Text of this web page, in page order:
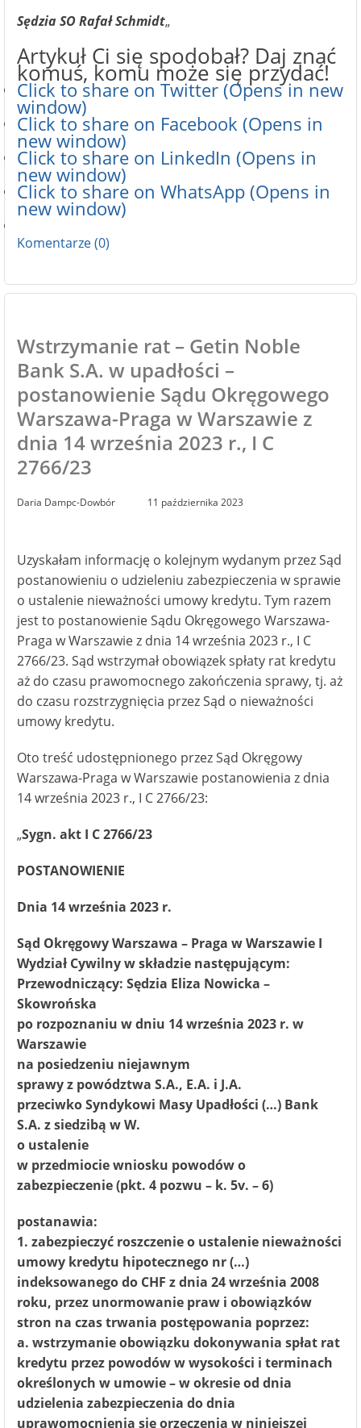
Sędzia SO Rafał Schmidt„
Artykuł Ci się spodobał? Daj znać
komuś, komu może się przydać!
Click to share on Twitter (Opens in new
window)
Click to share on Facebook (Opens in
new window)
Click to share on LinkedIn (Opens in
new window)
Click to share on WhatsApp (Opens in
new window)
Komentarze (0)
Wstrzymanie rat – Getin Noble
Bank S.A. w upadłości –
postanowienie Sądu Okręgowego
Warszawa-Praga w Warszawie z
dnia 14 września 2023 r., I C
2766/23
Daria Dampc-Dowbór 11 października 2023
Uzyskałam informację o kolejnym wydanym przez Sąd
postanowieniu o udzieleniu zabezpieczenia w sprawie
o ustalenie nieważności umowy kredytu. Tym razem
jest to postanowienie Sądu Okręgowego Warszawa-
Praga w Warszawie z dnia 14 września 2023 r., I C
2766/23. Sąd wstrzymał obowiązek spłaty rat kredytu
aż do czasu prawomocnego zakończenia sprawy, tj. aż
do czasu rozstrzygnięcia przez Sąd o nieważności
umowy kredytu.
Oto treść udostępnionego przez Sąd Okręgowy
Warszawa-Praga w Warszawie postanowienia z dnia
14 września 2023 r., I C 2766/23:
„Sygn. akt I C 2766/23
POSTANOWIENIE
Dnia 14 września 2023 r.
Sąd Okręgowy Warszawa – Praga w Warszawie I
Wydział Cywilny w składzie następującym:
Przewodniczący: Sędzia Eliza Nowicka –
Skowrońska
po rozpoznaniu w dniu 14 września 2023 r. w
Warszawie
na posiedzeniu niejawnym
sprawy z powództwa S.A., E.A. i J.A.
przeciwko Syndykowi Masy Upadłości (…) Bank
S.A. z siedzibą w W.
o ustalenie
w przedmiocie wniosku powodów o
zabezpieczenie (pkt. 4 pozwu – k. 5v. – 6)
postanawia:
1. zabezpieczyć roszczenie o ustalenie nieważności
umowy kredytu hipotecznego nr (…)
indeksowanego do CHF z dnia 24 września 2008
roku, przez unormowanie praw i obowiązków
stron na czas trwania postępowania poprzez:
a. wstrzymanie obowiązku dokonywania spłat rat
kredytu przez powodów w wysokości i terminach
określonych w umowie – w okresie od dnia
udzielenia zabezpieczenia do dnia
uprawomocnienia się orzeczenia w niniejszej